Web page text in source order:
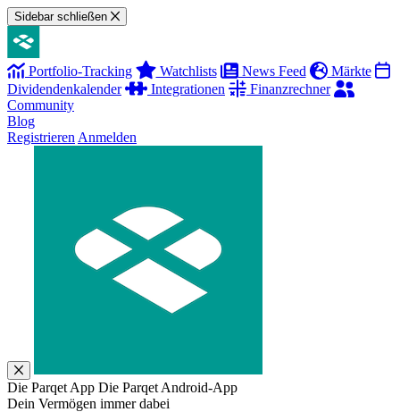
Sidebar schließen
Portfolio-Tracking Watchlists News Feed
Märkte
Dividendenkalender
Integrationen
Finanzrechner
Community
Blog
Registrieren Anmelden
Die Parqet App Die Parqet Android-App
Dein Vermögen immer dabei